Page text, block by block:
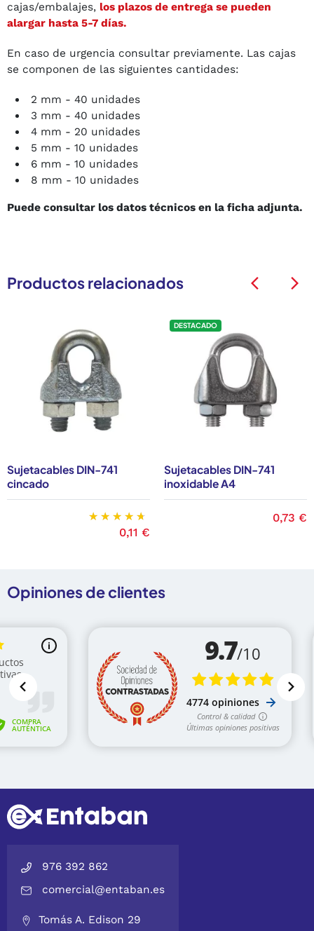
cajas/embalajes, los plazos de entrega se pueden
alargar hasta 5-7 días.
En caso de urgencia consultar previamente. Las cajas
se componen de las siguientes cantidades:
2 mm - 40 unidades
3 mm - 40 unidades
4 mm - 20 unidades
5 mm - 10 unidades
6 mm - 10 unidades
8 mm - 10 unidades
Puede consultar los datos técnicos en la ficha adjunta.
Productos relacionados
Sujetacables DIN-741
cincado
Precio
0,11 €
Sujetacables DIN-741
inoxidable A4
DESTACADO
Precio
0,73 €
arrow_back_ios arrow_back_ios
Opiniones de clientes
976 392 862
comercial@entaban.es
Tomás A. Edison 29